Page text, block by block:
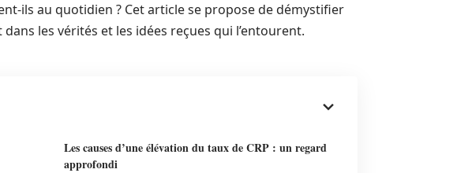
ils au quotidien ? Cet article se propose de démystifier
les vérités et les idées reçues qui l’entourent.
Les causes d’une élévation du taux de CRP : un regard
approfondi